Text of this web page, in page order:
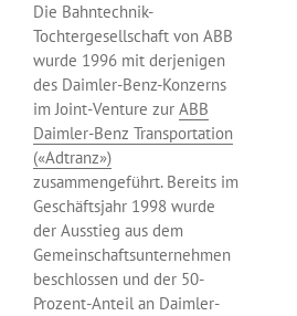
Die Bahntechnik-
Tochtergesellschaft von ABB
wurde 1996 mit derjenigen
des Daimler-Benz-Konzerns
im Joint-Venture zur ABB
Daimler-Benz Transportation
(«Adtranz»)
zusammengeführt. Bereits im
Geschäftsjahr 1998 wurde
der Ausstieg aus dem
Gemeinschaftsunternehmen
beschlossen und der 50-
Prozent-Anteil an Daimler-